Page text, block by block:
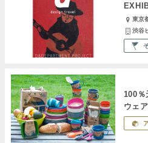
東京
渋谷
100％
ウェ